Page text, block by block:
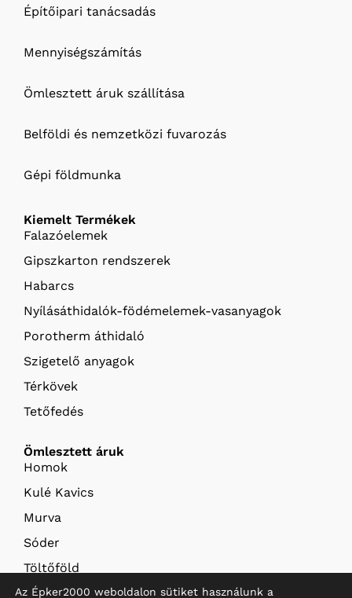
Építőipari tanácsadás
Mennyiségszámítás
Ömlesztett áruk szállítása
Belföldi és nemzetközi fuvarozás
Gépi földmunka
Kiemelt Termékek
Falazóelemek
Gipszkarton rendszerek
Habarcs
Nyílásáthidalók-födémelemek-vasanyagok
Porotherm áthidaló
Szigetelő anyagok
Térkövek
Tetőfedés
Ömlesztett áruk
Homok
Kulé Kavics
Murva
Sóder
Töltőföld
Termőföld
Az Épker2000 weboldalon sütiket használunk a